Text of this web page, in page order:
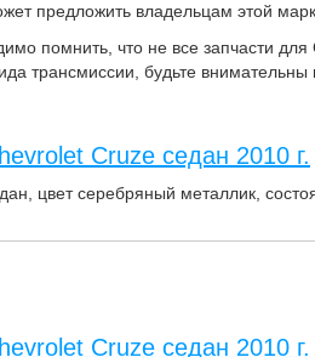
предложить владельцам этой
помнить, что не все запчасти
трансмиссии, будьте
Cruze седан 2010 г.
цвет серебряный металлик,
Cruze седан 2010 г.